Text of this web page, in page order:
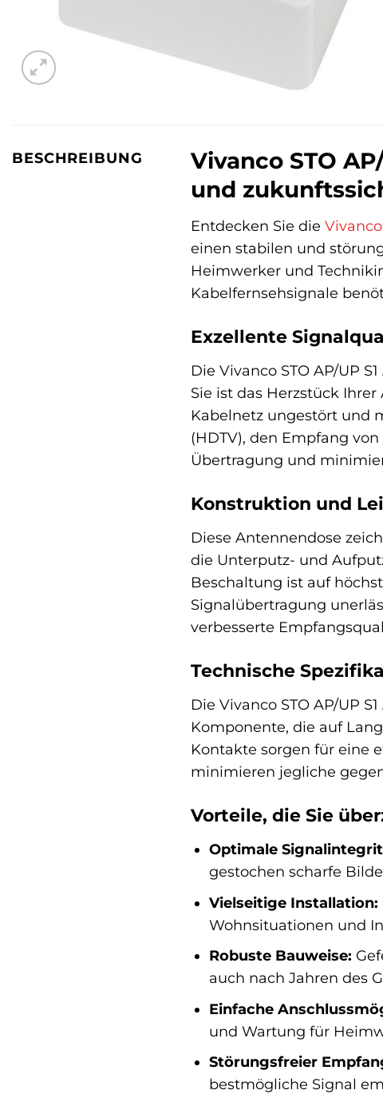
BESCHREIBUNG
Vivanco STO
und
Entdecken Sie die Vivanco
einen stabilen und
Heimwerker und
Kabelfernsehsignale
Exzellente
Die Vivanco STO AP/UP
Sie ist das Herzstück
Kabelnetz ungestört und
(HDTV), den Empfang
Übertragung und
Konstruktion und
Diese Antennendose
die Unterputz- und
Beschaltung ist auf
Signalübertragung
verbesserte
Technische
Die Vivanco STO AP/UP
Komponente, die auf
Kontakte sorgen für eine
minimieren jegliche
Vorteile, die Sie
Optimale
gestochen scharfe
Vielseitige Installation:
Wohnsituationen und
Robuste Bauweise:
auch nach Jahren des
Einfache
und Wartung für
Störungsfreier
bestmögliche Signal